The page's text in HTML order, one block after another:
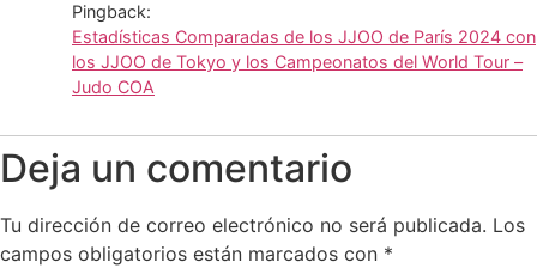
Pingback:
Estadísticas Comparadas de los JJOO de París 2024 con
los JJOO de Tokyo y los Campeonatos del World Tour –
Judo COA
Deja un comentario
Tu dirección de correo electrónico no será publicada. Los
campos obligatorios están marcados con *